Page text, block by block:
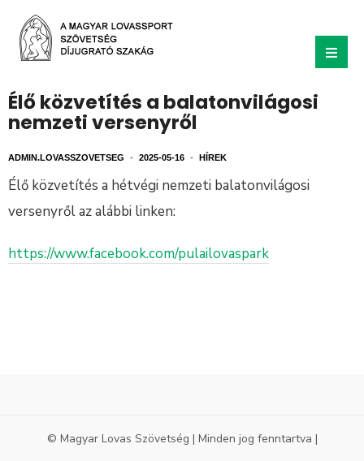
Élő közvetítés a balatonvilágosi
nemzeti versenyről
ADMIN.LOVASSZOVETSEG • 2025-05-16 • HÍREK
Élő közvetítés a hétvégi nemzeti balatonvilágosi
versenyről az alábbi linken:
https://www.facebook.com/pulailovaspark
© Magyar Lovas Szövetség | Minden jog fenntartva |